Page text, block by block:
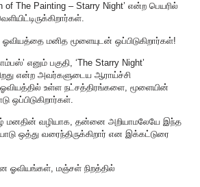
of The Painting – Starry Night’ என்ற பெயரில்
ஓவியத்தை மனித மூளையுடன் ஒப்பிடுகிறார்கள்!
எனும் பகுதி, ‘The Starry Night’
என்ற அவர்களுடைய ஆராய்ச்சி
ஓவியத்தில் உள்ள நட்சத்திரங்களை, மூளையின்
ஒப்பிடுகிறார்கள்.
வழியாக, தன்னை அறியாமலேயே இந்த
ஒத்து வரைந்திருக்கிறார் என இக்கட்டுரை
ஓவியங்கள், மஞ்சள் நிறத்தில்